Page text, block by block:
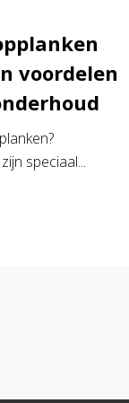
voordelen
speciaal...